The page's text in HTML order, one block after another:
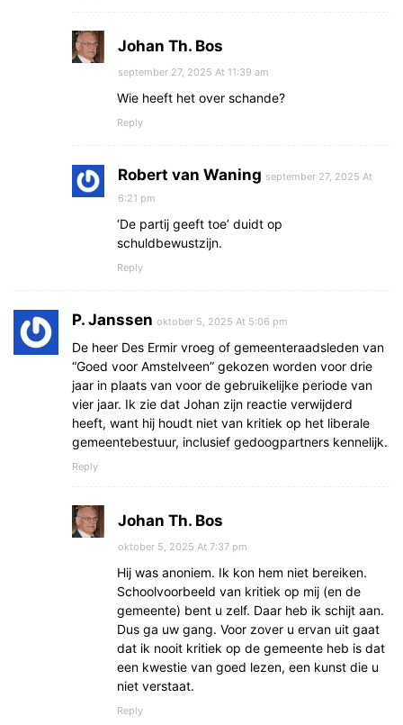
Johan Th. Bos
september 27, 2025 At 11:39 am
Wie heeft het over schande?
Reply
Robert van Waning september 27, 2025 At
6:21 pm
‘De partij geeft toe’ duidt op
schuldbewustzijn.
Reply
P. Janssen oktober 5, 2025 At 5:06 pm
De heer Des Ermir vroeg of gemeenteraadsleden van
“Goed voor Amstelveen” gekozen worden voor drie
jaar in plaats van voor de gebruikelijke periode van
vier jaar. Ik zie dat Johan zijn reactie verwijderd
heeft, want hij houdt niet van kritiek op het liberale
gemeentebestuur, inclusief gedoogpartners kennelijk.
Reply
Johan Th. Bos
oktober 5, 2025 At 7:37 pm
Hij was anoniem. Ik kon hem niet bereiken.
Schoolvoorbeeld van kritiek op mij (en de
gemeente) bent u zelf. Daar heb ik schijt aan.
Dus ga uw gang. Voor zover u ervan uit gaat
dat ik nooit kritiek op de gemeente heb is dat
een kwestie van goed lezen, een kunst die u
niet verstaat.
Reply